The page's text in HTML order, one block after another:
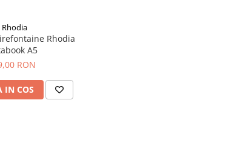
Rhodia
Rhodia
A5
RON
IN COS